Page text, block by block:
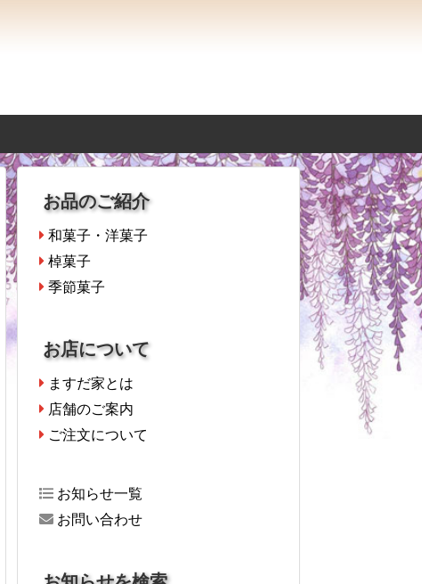
お品のご紹介
和菓子・洋菓子
棹菓子
季節菓子
お店について
ますだ家とは
店舗のご案内
ご注文について
お知らせ一覧
お問い合わせ